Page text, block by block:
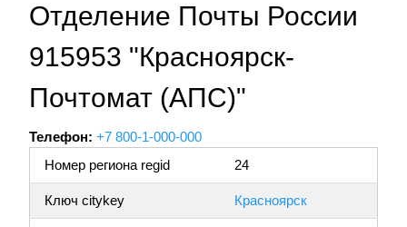
Отделение Почты России
915953 "Красноярск-
Почтомат (АПС)"
Телефон: +7 800-1-000-000
Номер региона regid
24
Ключ citykey Красноярск